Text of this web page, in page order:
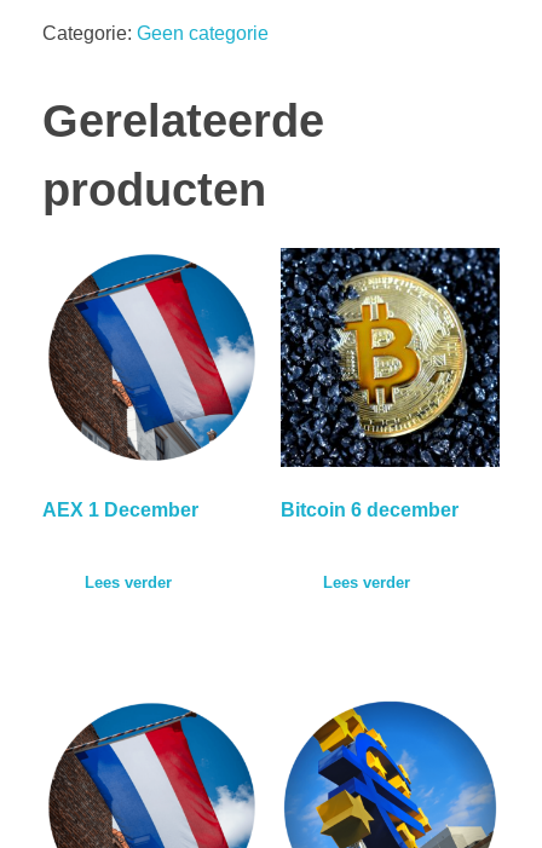
Categorie: Geen categorie
Gerelateerde
producten
AEX 1 December
Lees verder
Bitcoin 6 december
Lees verder